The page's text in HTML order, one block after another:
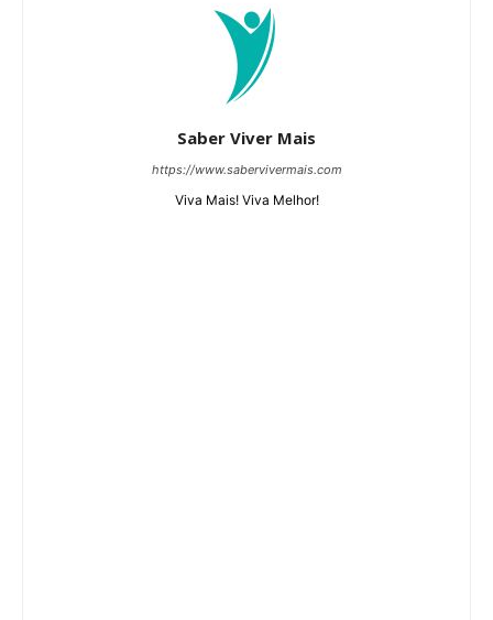
Saber Viver Mais
https://www.sabervivermais.com
Viva Mais! Viva Melhor!